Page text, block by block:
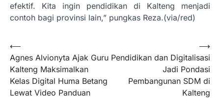
efektif. Kita ingin pendidikan di Kalteng menjadi
contoh bagi provinsi lain,” pungkas Reza.(via/red)
Navigasi
pos
⟵
Agnes Alvionyta Ajak Guru
Kalteng Maksimalkan
Kelas Digital Huma Betang
Lewat Video Panduan
Pendidikan dan Digitalisasi
Jadi Pondasi
Pembangunan SDM di
Kalteng
⟶